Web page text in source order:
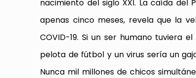
nacimiento del siglo XXI. La caída
apenas cinco meses, revela que la
COVID-19. Si un ser humano tuviera
pelota de fútbol y un virus sería un
Nunca mil millones de chicos